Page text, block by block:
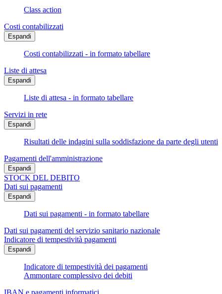
Class action
Costi contabilizzati
Espandi
Costi contabilizzati - in formato tabellare
Liste di attesa
Espandi
Liste di attesa - in formato tabellare
Servizi in rete
Espandi
Risultati delle indagini sulla soddisfazione da parte degli utenti
Pagamenti dell'amministrazione
Espandi
STOCK DEL DEBITO
Dati sui pagamenti
Espandi
Dati sui pagamenti - in formato tabellare
Dati sui pagamenti del servizio sanitario nazionale
Indicatore di tempestività pagamenti
Espandi
Indicatore di tempestività dei pagamenti
Ammontare complessivo dei debiti
IBAN e pagamenti informatici